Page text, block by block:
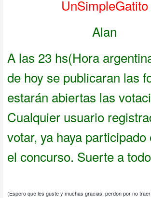
UnSimpleGatito
Alan
A las 23 hs(Hora
de hoy se publicaran las
estarán abiertas las
Cualquier usuario
votar, ya haya participado
el concurso. Suerte a
(Espero que les guste y muchas gracias, perdon por no